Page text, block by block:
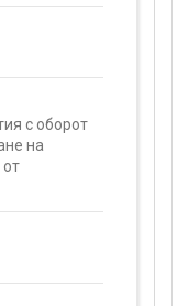
с оборот
на